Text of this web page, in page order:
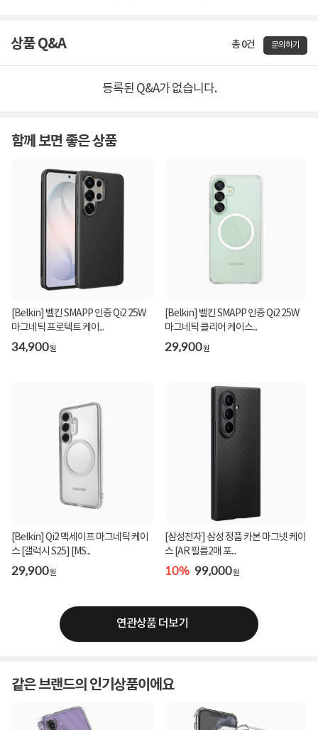
상품 Q&A 총 0건 문의하기
등록된 Q&A가 없습니다.
함께 보면 좋은 상품
[Belkin] 벨킨 SMAPP 인증 Qi2 25W
마그네틱 프로텍트 케이...
34,900원
[Belkin] 벨킨 SMAPP 인증 Qi2 25W
마그네틱 클리어 케이스...
29,900원
[Belkin] Qi2 맥세이프 마그네틱 케이
스 [갤럭시 S25] [MS...
29,900원
[삼성전자] 삼성 정품 카본 마그넷 케이
스 [AR 필름2매 포...
10% 99,000원
연관상품 더보기
같은 브랜드의 인기상품이에요